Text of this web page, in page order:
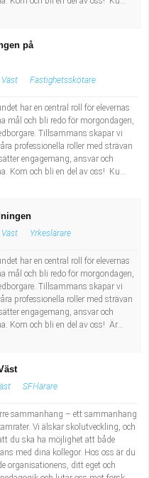
på
Fastighetsskötare
har en central roll för elevernas
mål och bli redo för morgondagen,
Tillsammans skapar vi
professionella roller med strävan
engagemang, ansvar och
Kom och bli en del av oss! Ku...
Yrkeslärare
har en central roll för elevernas
mål och bli redo för morgondagen,
Tillsammans skapar vi
professionella roller med strävan
engagemang, ansvar och
Kom och bli en del av oss! Är...
SFI-lärare
sammanhang – ett sammanhang
Vi älskar skolutveckling, och
du ska ha möjlighet att både
med dina kollegor. Hos oss är du
organisationens, ditt eget och